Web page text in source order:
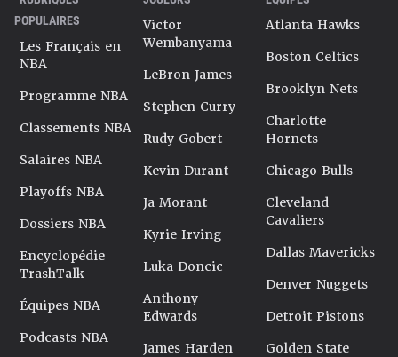
POPULAIRES
Les Français en
NBA
Programme NBA
Classements NBA
Salaires NBA
Playoffs NBA
Dossiers NBA
Encyclopédie
TrashTalk
Équipes NBA
Podcasts NBA
Victor
Wembanyama
LeBron James
Stephen Curry
Rudy Gobert
Kevin Durant
Ja Morant
Kyrie Irving
Luka Doncic
Anthony
Edwards
James Harden
Atlanta Hawks
Boston Celtics
Brooklyn Nets
Charlotte
Hornets
Chicago Bulls
Cleveland
Cavaliers
Dallas Mavericks
Denver Nuggets
Detroit Pistons
Golden State